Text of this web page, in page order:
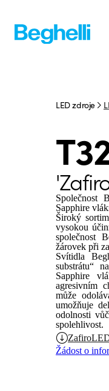
LED zdroje
Společnost
Sapphire
Široký
vysokou
společnost
žárovek při
Svítidla
substrátu“
Sapphire
agresivním
může
umožňuje
odolnosti
spolehlivost.
Žádost o